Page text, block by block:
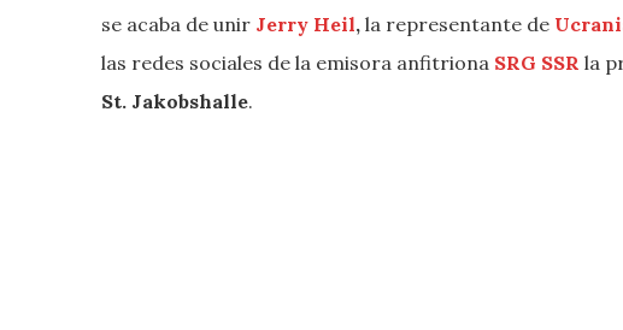
se acaba de unir Jerry Heil, la representante de
las redes sociales de la emisora anfitriona SRG SSR la
St. Jakobshalle.